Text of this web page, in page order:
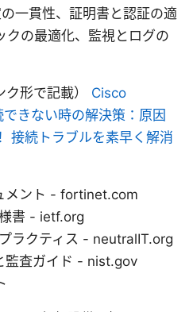
一貫性、証明書と認証の適
クの最適化、監視とログの
形で記載） Cisco
きない時の解決策：原因
接続トラブルを素早く解消
メント - fortinet.com
書 - ietf.org
ラクティス - neutralIT.org
監査ガイド - nist.gov